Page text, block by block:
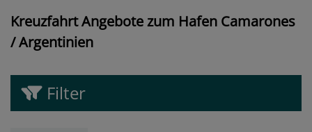
Kreuzfahrt Angebote zum Hafen Camarones
/ Argentinien
Filter